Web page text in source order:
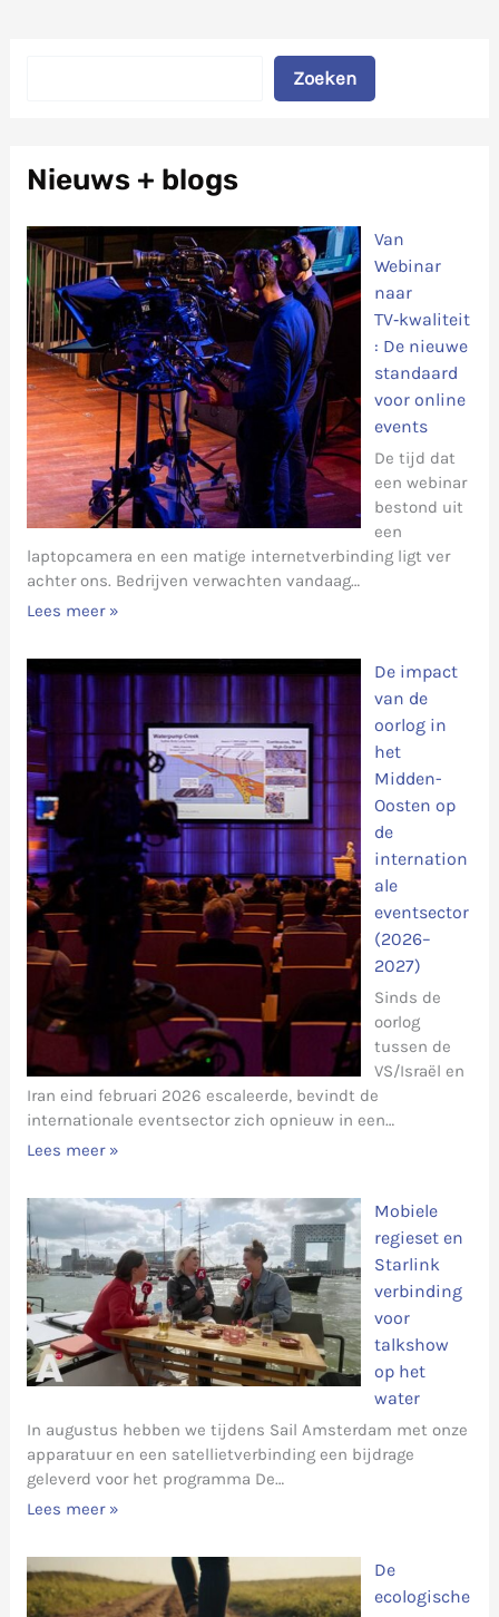
Zoeken
Nieuws + blogs
Van
Webinar
naar
TV‑kwaliteit
: De nieuwe
standaard
voor online
events
De tijd dat
een webinar
bestond uit
een
laptopcamera en een matige internetverbinding ligt ver
achter ons. Bedrijven verwachten vandaag…
Lees meer »
De impact
van de
oorlog in
het
Midden-
Oosten op
de
internation
ale
eventsector
(2026–
2027)
Sinds de
oorlog
tussen de
VS/Israël en
Iran eind februari 2026 escaleerde, bevindt de
internationale eventsector zich opnieuw in een…
Lees meer »
Mobiele
regieset en
Starlink
verbinding
voor
talkshow
op het
water
In augustus hebben we tijdens Sail Amsterdam met onze
apparatuur en een satellietverbinding een bijdrage
geleverd voor het programma De…
Lees meer »
De
ecologische